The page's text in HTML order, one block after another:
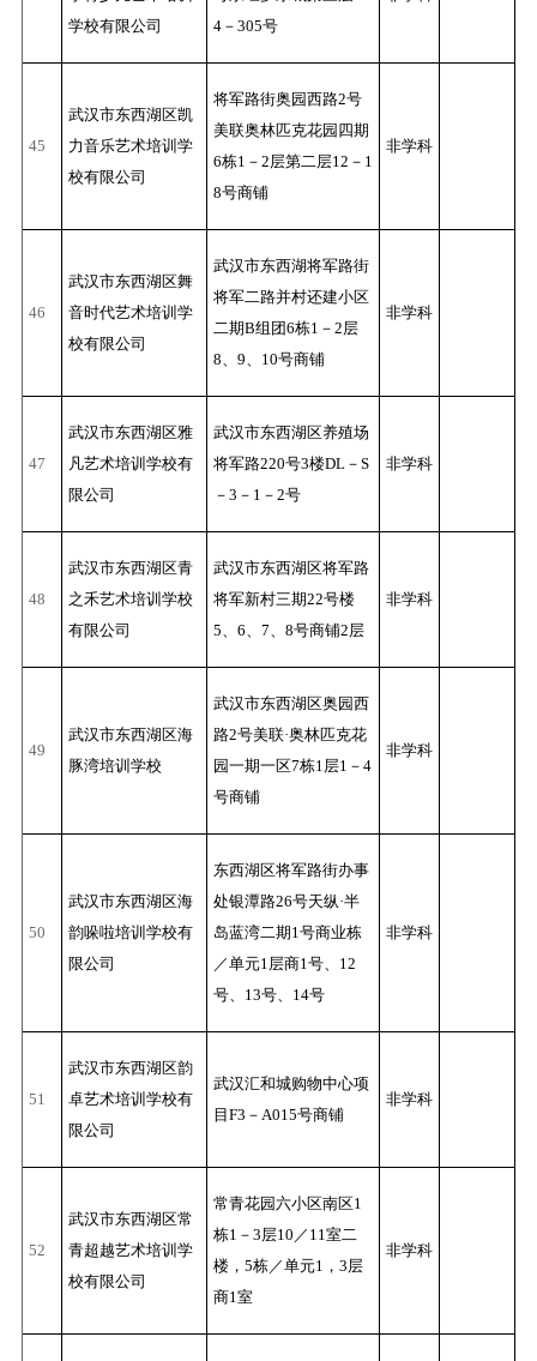
学校有限公司
4－305号
45
武汉市东西湖区凯
力音乐艺术培训学
校有限公司
将军路街奥园西路2号
美联奥林匹克花园四期
6栋1－2层第二层12－1
8号商铺
非学科
46
武汉市东西湖区舞
音时代艺术培训学
校有限公司
武汉市东西湖将军路街
将军二路并村还建小区
二期B组团6栋1－2层
8、9、10号商铺
非学科
47
武汉市东西湖区雅
凡艺术培训学校有
限公司
武汉市东西湖区养殖场
将军路220号3楼DL－S
－3－1－2号
非学科
48
武汉市东西湖区青
之禾艺术培训学校
有限公司
武汉市东西湖区将军路
将军新村三期22号楼
5、6、7、8号商铺2层
非学科
49
武汉市东西湖区海
豚湾培训学校
武汉市东西湖区奥园西
路2号美联·奥林匹克花
园一期一区7栋1层1－4
号商铺
非学科
50
武汉市东西湖区海
韵哚啦培训学校有
限公司
东西湖区将军路街办事
处银潭路26号天纵·半
岛蓝湾二期1号商业栋
／单元1层商1号、12
号、13号、14号
非学科
51
武汉市东西湖区韵
卓艺术培训学校有
限公司
武汉汇和城购物中心项
目F3－A015号商铺
非学科
52
武汉市东西湖区常
青超越艺术培训学
校有限公司
常青花园六小区南区1
栋1－3层10／11室二
楼，5栋／单元1，3层
商1室
非学科